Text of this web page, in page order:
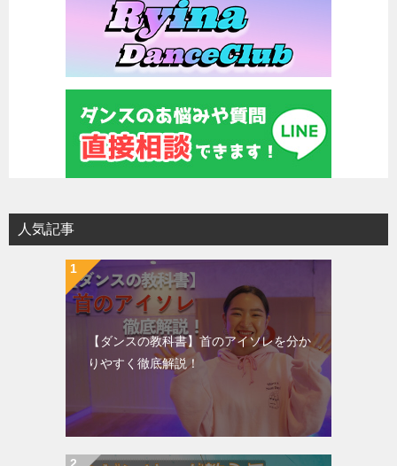
人気記事
【ダンスの教科書】首のアイソレを分か
りやすく徹底解説！